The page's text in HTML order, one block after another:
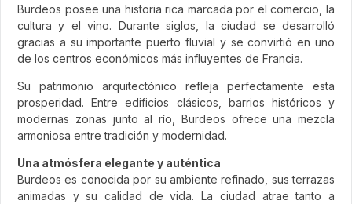
Burdeos posee una historia rica marcada por el comercio, la
cultura y el vino. Durante siglos, la ciudad se desarrolló
gracias a su importante puerto fluvial y se convirtió en uno
de los centros económicos más influyentes de Francia.
Su patrimonio arquitectónico refleja perfectamente esta
prosperidad. Entre edificios clásicos, barrios históricos y
modernas zonas junto al río, Burdeos ofrece una mezcla
armoniosa entre tradición y modernidad.
Una atmósfera elegante y auténtica
Burdeos es conocida por su ambiente refinado, sus terrazas
animadas y su calidad de vida. La ciudad atrae tanto a